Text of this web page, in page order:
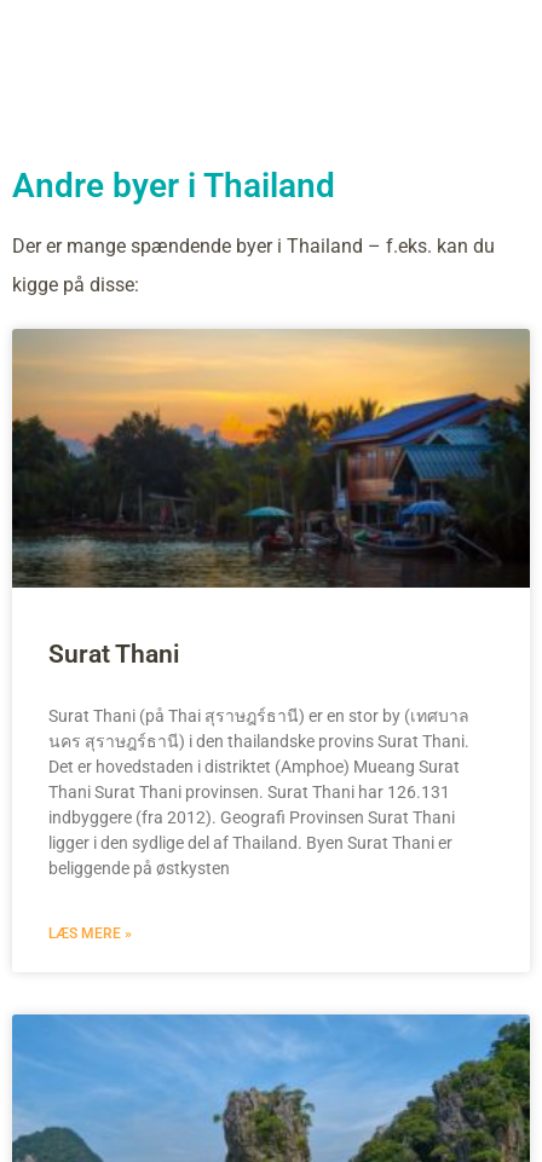
Andre byer i Thailand
Der er mange spændende byer i Thailand – f.eks. kan du
kigge på disse:
Surat Thani
Surat Thani (på Thai สุราษฎร์ธานี) er en stor by (เทศบาล
นคร สุราษฎร์ธานี) i den thailandske provins Surat Thani.
Det er hovedstaden i distriktet (Amphoe) Mueang Surat
Thani Surat Thani provinsen. Surat Thani har 126.131
indbyggere (fra 2012). Geografi Provinsen Surat Thani
ligger i den sydlige del af Thailand. Byen Surat Thani er
beliggende på østkysten
LÆS MERE »